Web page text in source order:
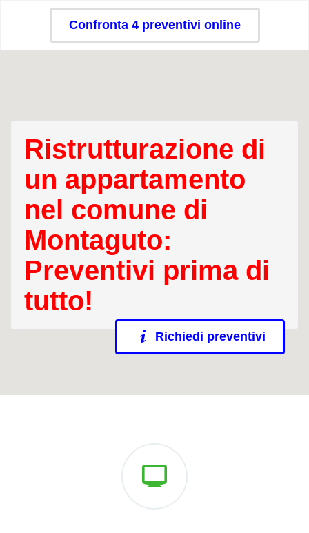
Confronta 4 preventivi online
Ristrutturazione di
un appartamento
nel comune di
Montaguto:
Preventivi prima di
tutto!
Richiedi preventivi